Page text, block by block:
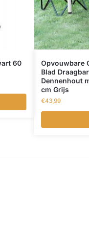
60
Opvouwbare
Blad
Dennenhout
cm Grijs
€43,99